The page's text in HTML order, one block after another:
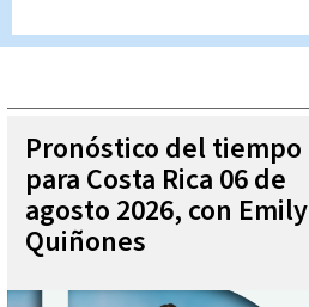
Pronóstico del tiempo
para Costa Rica 06 de
agosto 2026, con Emily
Quiñones